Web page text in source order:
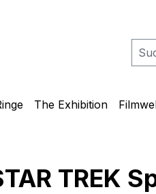
The Exhibition
TREK